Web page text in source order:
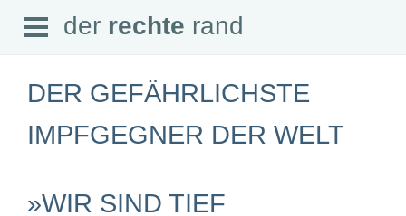
der rechte rand
Home
Open
Menu
der rechte rand
DER GEFÄHRLICHSTE
IMPFGEGNER DER WELT
»WIR SIND TIEF